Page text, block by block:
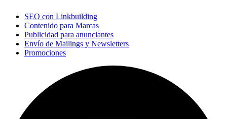
SEO con Linkbuilding
Contenido para Marcas
Publicidad para anunciantes
Envío de Mailings y Newsletters
Promociones